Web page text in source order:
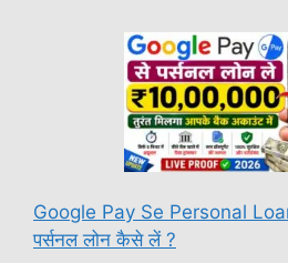
Google Pay Se Personal
पर्सनल लोन कैसे लें ?